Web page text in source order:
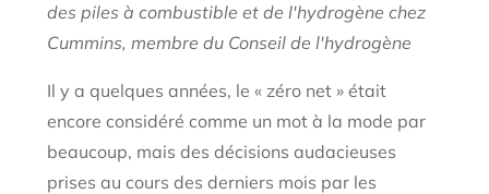
des piles à combustible et de l'hydrogène chez
Cummins, membre du Conseil de l'hydrogène
Il y a quelques années, le « zéro net » était
encore considéré comme un mot à la mode par
beaucoup, mais des décisions audacieuses
prises au cours des derniers mois par les